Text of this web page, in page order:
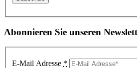
Abonnieren Sie unseren
E-Mail Adresse *